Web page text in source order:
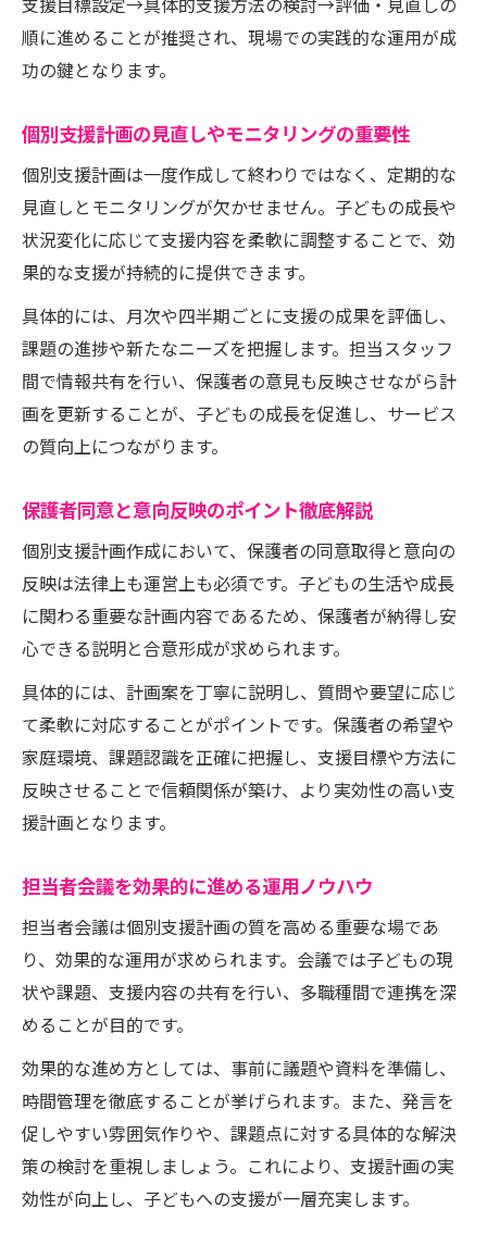
支援目標設定→具体的支援方法の検討→評価・見直しの
順に進めることが推奨され、現場での実践的な運用が成
功の鍵となります。
個別支援計画の見直しやモニタリングの重要性
個別支援計画は一度作成して終わりではなく、定期的な
見直しとモニタリングが欠かせません。子どもの成長や
状況変化に応じて支援内容を柔軟に調整することで、効
果的な支援が持続的に提供できます。
具体的には、月次や四半期ごとに支援の成果を評価し、
課題の進捗や新たなニーズを把握します。担当スタッフ
間で情報共有を行い、保護者の意見も反映させながら計
画を更新することが、子どもの成長を促進し、サービス
の質向上につながります。
保護者同意と意向反映のポイント徹底解説
個別支援計画作成において、保護者の同意取得と意向の
反映は法律上も運営上も必須です。子どもの生活や成長
に関わる重要な計画内容であるため、保護者が納得し安
心できる説明と合意形成が求められます。
具体的には、計画案を丁寧に説明し、質問や要望に応じ
て柔軟に対応することがポイントです。保護者の希望や
家庭環境、課題認識を正確に把握し、支援目標や方法に
反映させることで信頼関係が築け、より実効性の高い支
援計画となります。
担当者会議を効果的に進める運用ノウハウ
担当者会議は個別支援計画の質を高める重要な場であ
り、効果的な運用が求められます。会議では子どもの現
状や課題、支援内容の共有を行い、多職種間で連携を深
めることが目的です。
効果的な進め方としては、事前に議題や資料を準備し、
時間管理を徹底することが挙げられます。また、発言を
促しやすい雰囲気作りや、課題点に対する具体的な解決
策の検討を重視しましょう。これにより、支援計画の実
効性が向上し、子どもへの支援が一層充実します。